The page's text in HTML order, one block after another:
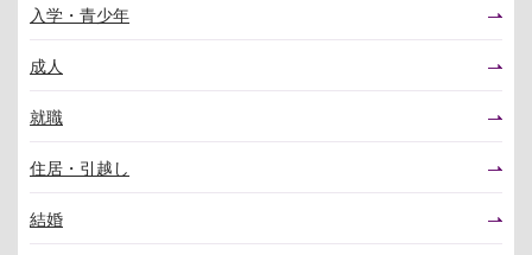
入学・青少年
成人
就職
住居・引越し
結婚